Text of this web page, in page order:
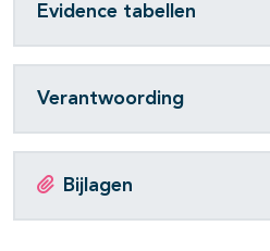
Evidence tabellen
Verantwoording
Bijlagen